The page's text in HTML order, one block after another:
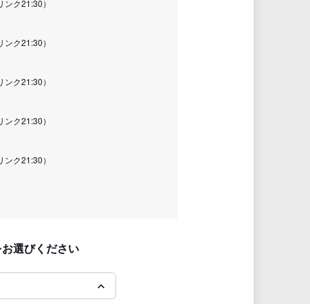
ク21:30）
ク21:30）
ク21:30）
ク21:30）
ク21:30）
選びください